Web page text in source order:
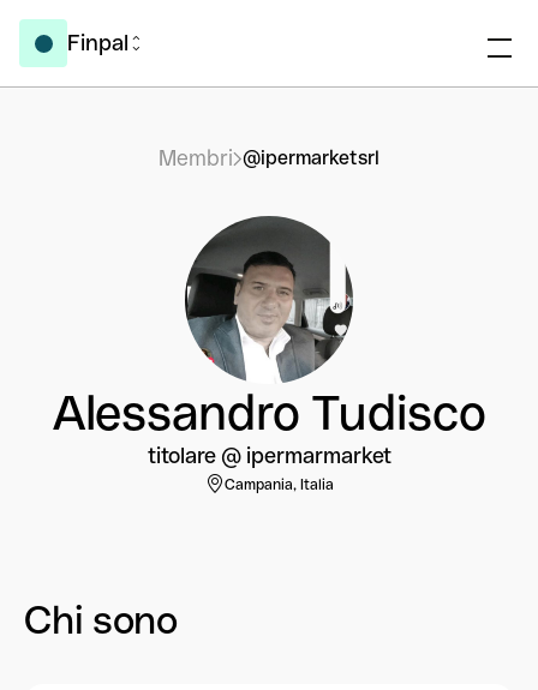
Finpal
Membri @ipermarketsrl
Alessandro Tudisco
titolare @ ipermarmarket
Campania, Italia
Chi sono